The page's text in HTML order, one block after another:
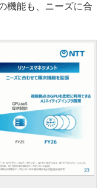
機能も、ニーズに合